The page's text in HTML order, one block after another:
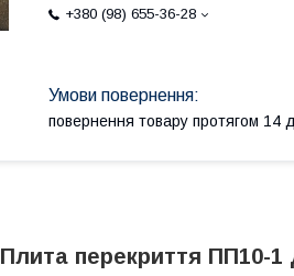
+380 (98) 655-36-28
повернення товару протягом 14
Плита перекриття ПП10-1